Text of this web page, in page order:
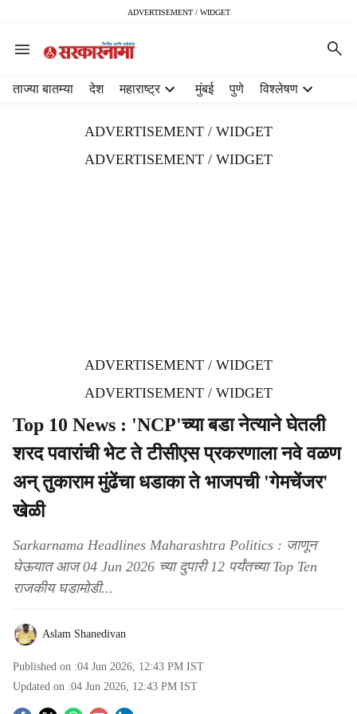
ADVERTISEMENT / WIDGET
ताज्या बातम्या देश महाराष्ट्र मुंबई पुणे विश्लेषण
ADVERTISEMENT / WIDGET
ADVERTISEMENT / WIDGET
ADVERTISEMENT / WIDGET
ADVERTISEMENT / WIDGET
Top 10 News : 'NCP'च्या बडा नेत्याने घेतली
शरद पवारांची भेट ते टीसीएस प्रकरणाला नवे वळण
अन् तुकाराम मुंढेंचा धडाका ते भाजपची 'गेमचेंजर'
खेळी
Sarkarnama Headlines Maharashtra Politics : जाणून
घेऊयात आज 04 Jun 2026 च्या दुपारी 12 पर्यंतच्या Top Ten
राजकीय घडामोडी...
Aslam Shanedivan
Published on :04 Jun 2026, 12:43 PM IST
Updated on :04 Jun 2026, 12:43 PM IST